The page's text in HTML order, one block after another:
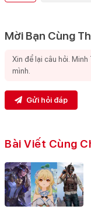
Mời Bạn Cùng
Gửi hỏi đáp
Bài Viết Cùng